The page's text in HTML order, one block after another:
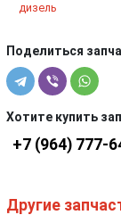
дизель
Поделиться
Хотите купить
+7 (964) 777-
Другие